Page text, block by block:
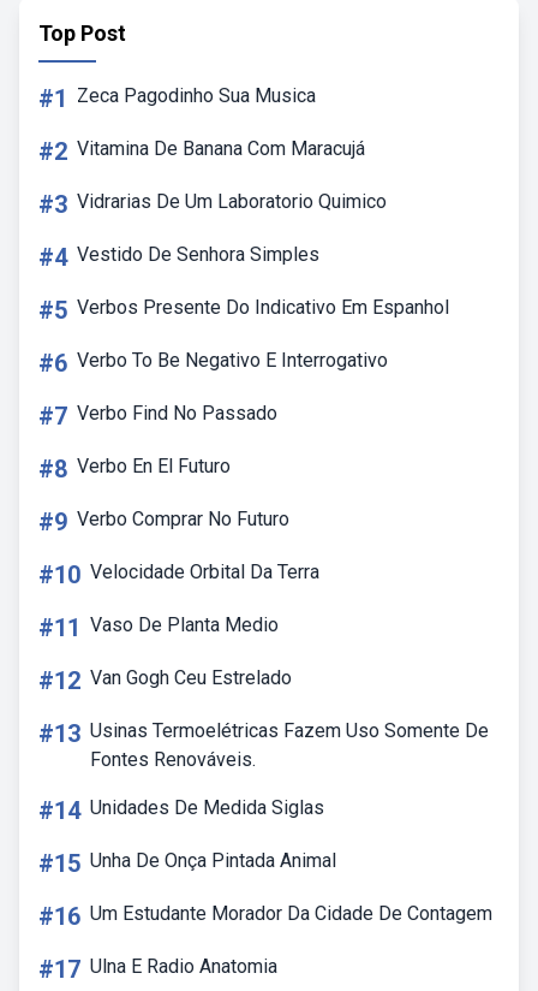
Top Post
#1 Zeca Pagodinho Sua Musica
#2 Vitamina De Banana Com Maracujá
#3 Vidrarias De Um Laboratorio Quimico
#4 Vestido De Senhora Simples
#5 Verbos Presente Do Indicativo Em Espanhol
#6 Verbo To Be Negativo E Interrogativo
#7 Verbo Find No Passado
#8 Verbo En El Futuro
#9 Verbo Comprar No Futuro
#10 Velocidade Orbital Da Terra
#11 Vaso De Planta Medio
#12 Van Gogh Ceu Estrelado
#13 Usinas Termoelétricas Fazem Uso Somente De
Fontes Renováveis.
#14 Unidades De Medida Siglas
#15 Unha De Onça Pintada Animal
#16 Um Estudante Morador Da Cidade De Contagem
#17 Ulna E Radio Anatomia